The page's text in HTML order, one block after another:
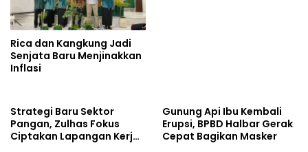
Rica dan Kangkung Jadi
Senjata Baru Menjinakkan
Inflasi
Strategi Baru Sektor
Pangan, Zulhas Fokus
Ciptakan Lapangan Kerja
Gunung Api Ibu Kembali
Erupsi, BPBD Halbar Gerak
Cepat Bagikan Masker